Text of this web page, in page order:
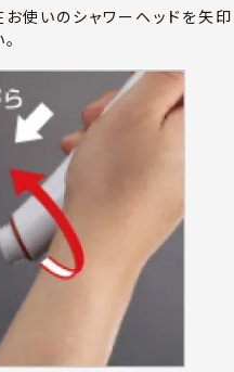
使いのシャワーヘッドを矢印